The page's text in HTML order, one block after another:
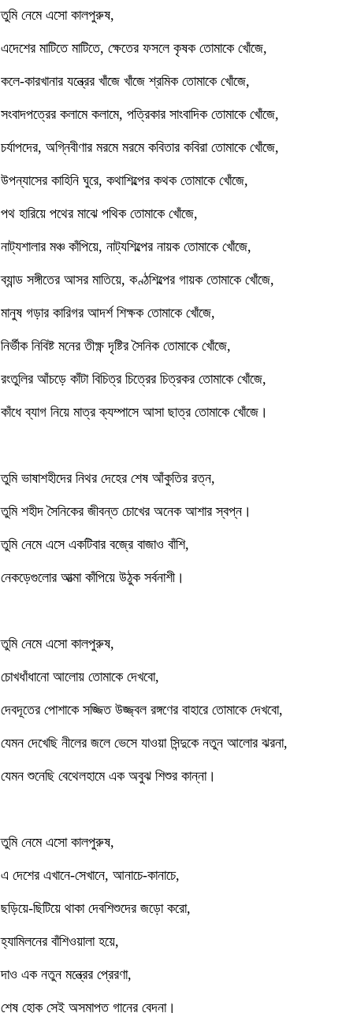
তুমি নেমে এসো কালপুরুষ,
এদেশের মাটিতে মাটিতে, ক্ষেতের ফসলে কৃষক তোমাকে খোঁজে,
কলে-কারখানার যন্ত্রের খাঁজে খাঁজে শ্রমিক তোমাকে খোঁজে,
সংবাদপত্রের কলামে কলামে, পত্রিকার সাংবাদিক তোমাকে খোঁজে,
চর্যাপদের, অগ্নিবীণার মরমে মরমে কবিতার কবিরা তোমাকে খোঁজে,
উপন্যাসের কাহিনি ঘুরে, কথাশিল্পের কথক তোমাকে খোঁজে,
পথ হারিয়ে পথের মাঝে পথিক তোমাকে খোঁজে,
নাট্যশালার মঞ্চ কাঁপিয়ে, নাট্যশিল্পের নায়ক তোমাকে খোঁজে,
ব্যান্ড সঙ্গীতের আসর মাতিয়ে, কণ্ঠশিল্পের গায়ক তোমাকে খোঁজে,
মানুষ গড়ার কারিগর আদর্শ শিক্ষক তোমাকে খোঁজে,
নির্ভীক নিবিষ্ট মনের তীক্ষ্ণ দৃষ্টির সৈনিক তোমাকে খোঁজে,
রংতুলির আঁচড়ে কাঁটা বিচিত্র চিত্রের চিত্রকর তোমাকে খোঁজে,
কাঁধে ব্যাগ নিয়ে মাত্র ক্যম্পাসে আসা ছাত্র তোমাকে খোঁজে।
তুমি ভাষাশহীদের নিথর দেহের শেষ আঁকুতির রত্ন,
তুমি শহীদ সৈনিকের জীবন্ত চোখের অনেক আশার স্বপ্ন।
তুমি নেমে এসে একটিবার বজ্রে বাজাও বাঁশি,
নেকড়েগুলোর আত্মা কাঁপিয়ে উঠুক সর্বনাশী।
তুমি নেমে এসো কালপুরুষ,
চোখধাঁধানো আলোয় তোমাকে দেখবো,
দেবদূতের পোশাকে সজ্জিত উজ্জ্বল রঙ্গণের বাহারে তোমাকে দেখবো,
যেমন দেখেছি নীলের জলে ভেসে যাওয়া সিন্দুকে নতুন আলোর ঝরনা,
যেমন শুনেছি বেথেলহামে এক অবুঝ শিশুর কান্না।
তুমি নেমে এসো কালপুরুষ,
এ দেশের এখানে-সেখানে, আনাচে-কানাচে,
ছড়িয়ে-ছিটিয়ে থাকা দেবশিশুদের জড়ো করো,
হ্যামিলনের বাঁশিওয়ালা হয়ে,
দাও এক নতুন মন্ত্রের প্রেরণা,
শেষ হোক সেই অসমাপ্ত গানের বেদনা।